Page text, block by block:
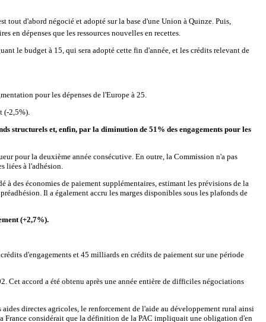
d'abord négocié et adopté sur la base d'une Union à Quinze. Puis,
en dépenses que les ressources nouvelles en recettes.
le budget à 15, qui sera adopté cette fin d'année, et les crédits relevant de
pour les dépenses de l'Europe à 25.
(-2,5%).
structurels et, enfin, par la diminution de 51% des engagements pour les
pour la deuxième année consécutive. En outre, la Commission n'a pas
liées à l'adhésion.
des économies de paiement supplémentaires, estimant les prévisions de la
Il a également accru les marges disponibles sous les plafonds de
(+2,7%).
d'engagements et 45 milliards en crédits de paiement sur une période
Cet accord a été obtenu après une année entière de difficiles négociations
directes agricoles, le renforcement de l'aide au développement rural ainsi
France considérait que la définition de la PAC impliquait une obligation d'en